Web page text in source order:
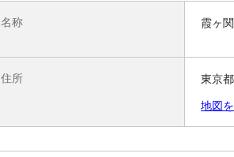
名称 霞ヶ
住所
東京
地図